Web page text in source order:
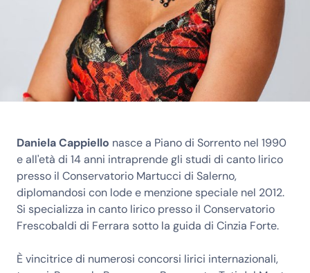
Daniela Cappiello nasce a Piano di Sorrento nel 1990
e all'età di 14 anni intraprende gli studi di canto lirico
presso il Conservatorio Martucci di Salerno,
diplomandosi con lode e menzione speciale nel 2012.
Si specializza in canto lirico presso il Conservatorio
Frescobaldi di Ferrara sotto la guida di Cinzia Forte.
È vincitrice di numerosi concorsi lirici internazionali,